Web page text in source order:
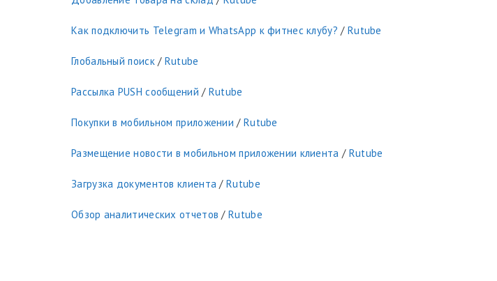
Как подключить Telegram и WhatsApp к фитнес клубу? / Rutube
Глобальный поиск/ Rutube
Рассылка PUSH сообщений / Rutube
Покупки в мобильном приложении / Rutube
Размещение новости в мобильном приложении клиента / Rutube
Загрузка документов клиента /Rutube
Обзор аналитических отчетов /Rutube